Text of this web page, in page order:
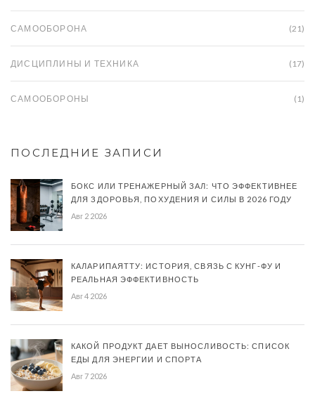
САМООБОРОНА (21)
ДИСЦИПЛИНЫ И ТЕХНИКА (17)
САМООБОРОНЫ (1)
ПОСЛЕДНИЕ ЗАПИСИ
БОКС ИЛИ ТРЕНАЖЕРНЫЙ ЗАЛ: ЧТО ЭФФЕКТИВНЕЕ
ДЛЯ ЗДОРОВЬЯ, ПОХУДЕНИЯ И СИЛЫ В 2026 ГОДУ
Авг 2 2026
КАЛАРИПАЯТТУ: ИСТОРИЯ, СВЯЗЬ С КУНГ-ФУ И
РЕАЛЬНАЯ ЭФФЕКТИВНОСТЬ
Авг 4 2026
КАКОЙ ПРОДУКТ ДАЕТ ВЫНОСЛИВОСТЬ: СПИСОК
ЕДЫ ДЛЯ ЭНЕРГИИ И СПОРТА
Авг 7 2026